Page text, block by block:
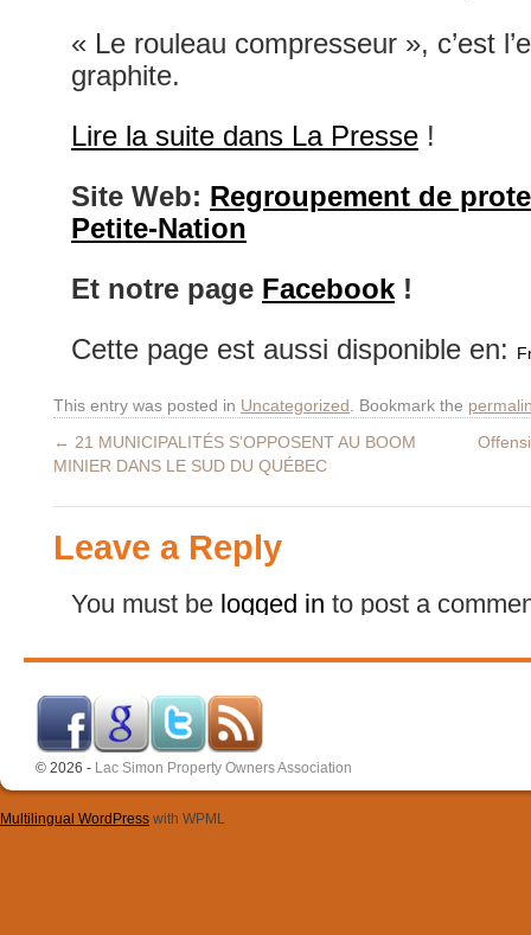
« Le rouleau compresseur », c’est
graphite.
Lire la suite dans La Presse !
Site Web: Regroupement de
Petite-Nation
Et notre page Facebook !
Cette page est aussi disponible en:
This entry was posted in Uncategorized . Bookmark the
← 21 MUNICIPALITÉS S’OPPOSENT AU BOOM
MINIER DANS LE SUD DU QUÉBEC
Leave a Reply
You must be logged in to post a
© 2026 - Lac Simon Property Owners Association
Multilingual WordPress with WPML